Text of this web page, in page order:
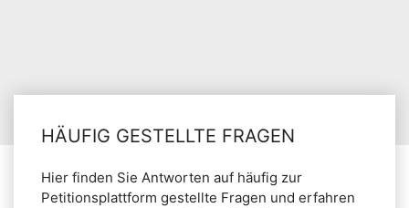
HÄUFIG GESTELLTE FRAGEN
Hier finden Sie Antworten auf häufig zur
Petitionsplattform gestellte Fragen und erfahren